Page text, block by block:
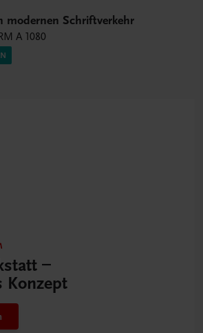
modernen Schriftverkehr
A 1080
–
Konzept